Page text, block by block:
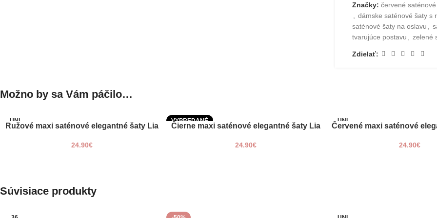
Výhody
Nakupovanie online sa
Ušetríte čas – žiadne
🛍️ Široký výber:
Značky: červené
dámske saténové šaty s
saténové šaty na oslavu
tvarujúce postavu
zelené
Zdielať:
Možno by sa Vám páčilo…
UNI
PRIDAŤ DO KOŠÍKA
Ružové maxi saténové elegantné šaty Lia
24.90€
VYPREDANÉ
VIAC INFO
Čierne maxi saténové elegantné šaty Lia
24.90€
UNI
PRIDAŤ DO KOŠÍKA
Červené maxi saténové
24.90€
Súvisiace produkty